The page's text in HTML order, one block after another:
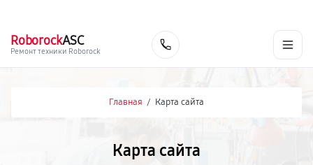
RoborockASC
Ремонт техники Roborock
Главная / Карта сайта
Карта сайта